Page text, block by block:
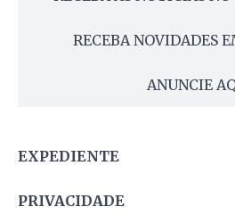
RECEBA NOVIDADES
ANUNCIE
EXPEDIENTE
PRIVACIDADE